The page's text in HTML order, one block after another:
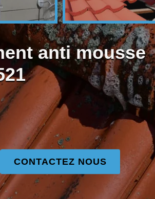
anti mousse
CONTACTEZ NOUS